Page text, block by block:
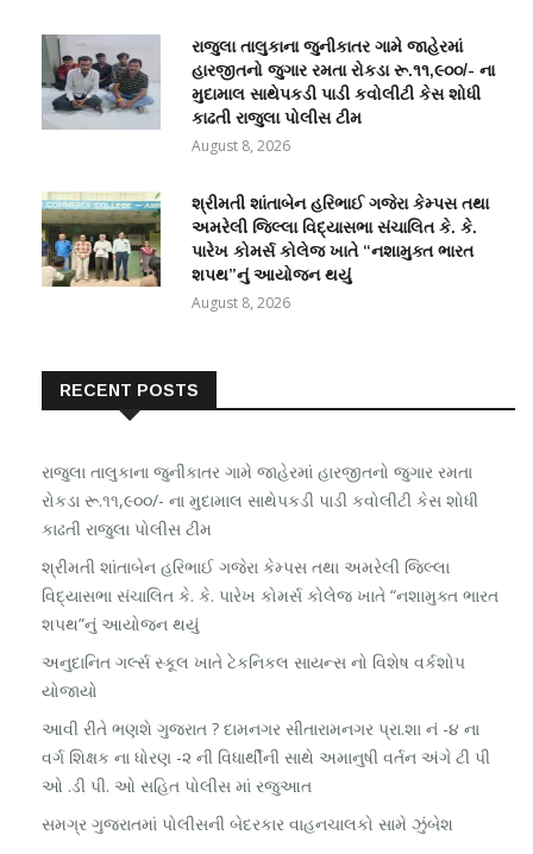
રાજુલા તાલુકાના જુનીકાતર ગામે જાહેરમાં
હારજીતનો જુગાર રમતા રોકડા રૂ.૧૧,૯૦૦/- ના
મુદામાલ સાથેપકડી પાડી કવોલીટી કેસ શોધી
કાઢતી રાજુલા પોલીસ ટીમ
August 8, 2026
શ્રીમતી શાંતાબેન હરિભાઈ ગજેરા કેમ્પસ તથા
અમરેલી જિલ્લા વિદ્યાસભા સંચાલિત કે. કે.
પારેખ કોમર્સ કોલેજ ખાતે “નશામુક્ત ભારત
શપથ”નું આયોજન થયું
August 8, 2026
RECENT POSTS
રાજુલા તાલુકાના જુનીકાતર ગામે જાહેરમાં હારજીતનો જુગાર રમતા
રોકડા રૂ.૧૧,૯૦૦/- ના મુદામાલ સાથેપકડી પાડી કવોલીટી કેસ શોધી
કાઢતી રાજુલા પોલીસ ટીમ
શ્રીમતી શાંતાબેન હરિભાઈ ગજેરા કેમ્પસ તથા અમરેલી જિલ્લા
વિદ્યાસભા સંચાલિત કે. કે. પારેખ કોમર્સ કોલેજ ખાતે “નશામુક્ત ભારત
શપથ”નું આયોજન થયું
અનુદાનિત ગર્લ્સ સ્કૂલ ખાતે ટેકનિકલ સાયન્સ નો વિશેષ વર્કશોપ
યોજાયો
આવી રીતે ભણશે ગુજરાત ? દામનગર સીતારામનગર પ્રા.શા નં -૪ ના
વર્ગ શિક્ષક ના ધોરણ -૨ ની વિધાર્થીની સાથે અમાનુષી વર્તન અંગે ટી પી
ઓ .ડી પી. ઓ સહિત પોલીસ માં રજુઆત
સમગ્ર ગુજરાતમાં પોલીસની બેદરકાર વાહનચાલકો સામે ઝુંબેશ